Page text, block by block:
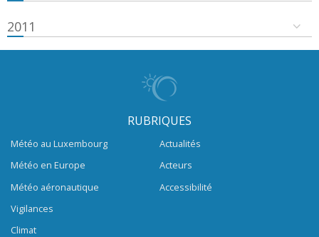
2011
RUBRIQUES
Météo au Luxembourg
Météo en Europe
Météo aéronautique
Vigilances
Climat
Actualités
Acteurs
Accessibilité